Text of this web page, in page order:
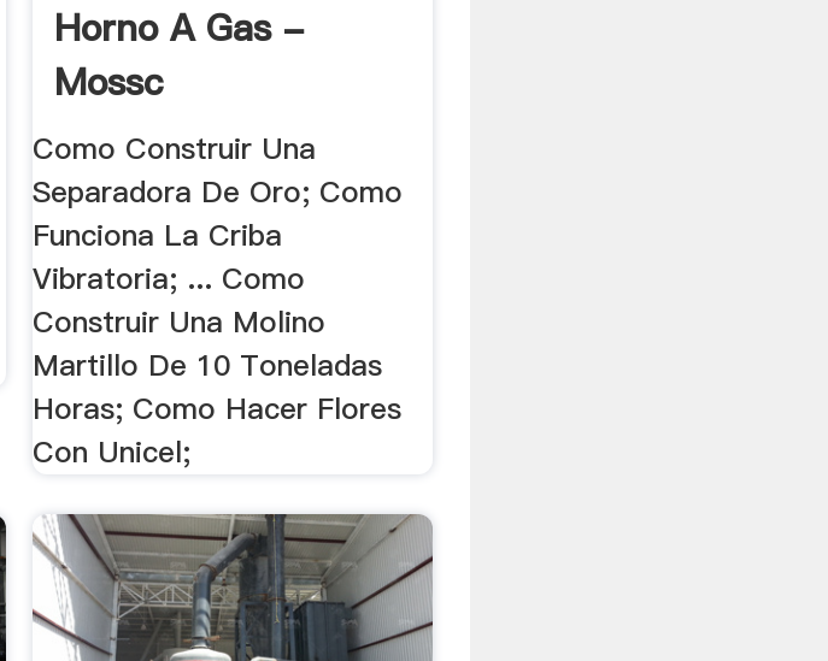
Horno A Gas -
Mossc
Como Construir Una
Separadora De Oro; Como
Funciona La Criba
Vibratoria; ... Como
Construir Una Molino
Martillo De 10 Toneladas
Horas; Como Hacer Flores
Con Unicel;